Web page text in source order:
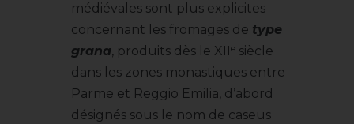
médiévales sont plus explicites
concernant les fromages de type
grana, produits dès le XIIᵉ siècle
dans les zones monastiques entre
Parme et Reggio Emilia, d’abord
désignés sous le nom de caseus